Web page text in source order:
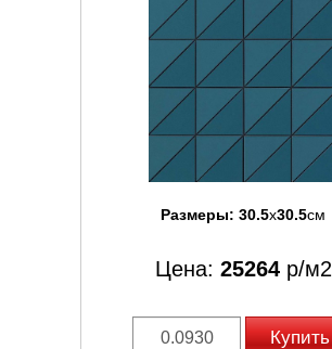
Размеры: 30.5x30.5см
Цена: 25264р/м2
Купить